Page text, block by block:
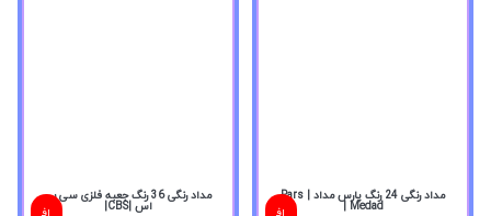
مداد رنگی 24 رنگ پارس مداد | Pars
Medad |
مداد رنگی 36 رنگ جعبه فلزی سی بی
اس |CBS|